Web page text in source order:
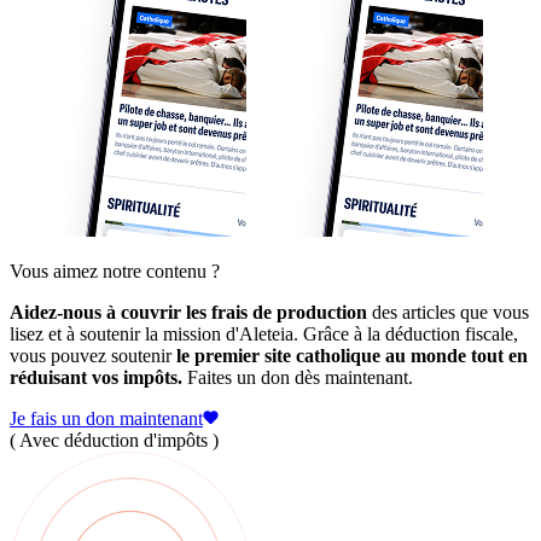
Vous aimez notre contenu ?
Aidez-nous à couvrir les frais de production des articles que vous
lisez et à soutenir la mission d'Aleteia. Grâce à la déduction fiscale,
vous pouvez soutenirle premier site catholique au monde tout en
réduisant vos impôts. Faites un don dès maintenant.
Je fais un don maintenant
( Avec déduction d'impôts )